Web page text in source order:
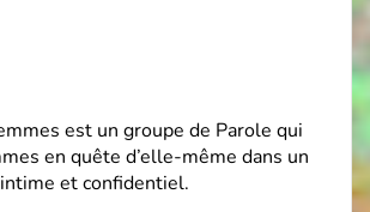
est un groupe de Parole qui
en quête d’elle-même dans un
et confidentiel.